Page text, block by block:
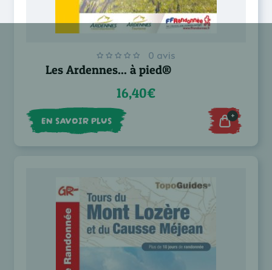
0 avis
Les Ardennes... à pied®
16,40€
EN SAVOIR PLUS +